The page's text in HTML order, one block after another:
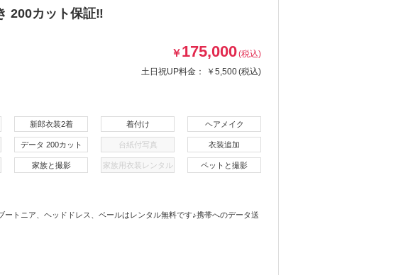
200カット保証‼︎
￥175,000(税込)
土日祝UP料金：
￥5,500(税込)
新郎衣装2着 着付け ヘアメイク
データ 200カット 台紙付写真 衣装追加
家族と撮影 家族用衣装レンタル ペットと撮影
トニア、ヘッドドレス、ベールはレンタル無料です♪携帯へのデータ送